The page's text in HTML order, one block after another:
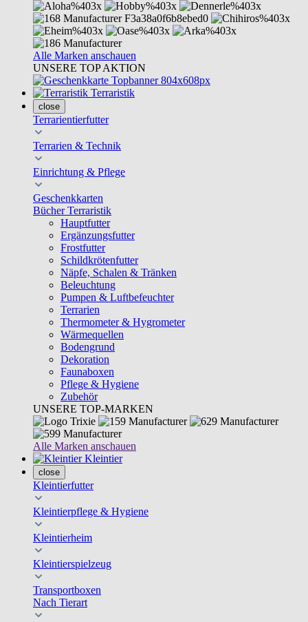
Alle Marken anschauen
UNSERE TOP AKTION
Terraristik
close
Terrarientierfutter
Terrarien & Technik
Einrichtung & Pflege
Geschenkkarten
Bücher Terraristik
Hauptfutter
Ergänzungsfutter
Frostfutter
Schildkrötenfutter
Näpfe, Schalen & Tränken
Beleuchtung
Pumpen & Luftbefeuchter
Terrarien
Thermometer & Hygrometer
Wärmequellen
Bodengrund
Dekoration
Faunaboxen
Pflege & Hygiene
Zubehör
UNSERE TOP-MARKEN
Alle Marken anschauen
Kleintier
close
Kleintierfutter
Kleintierpflege & Hygiene
Kleintierheim
Kleintierspielzeug
Transportboxen
Nach Tierart